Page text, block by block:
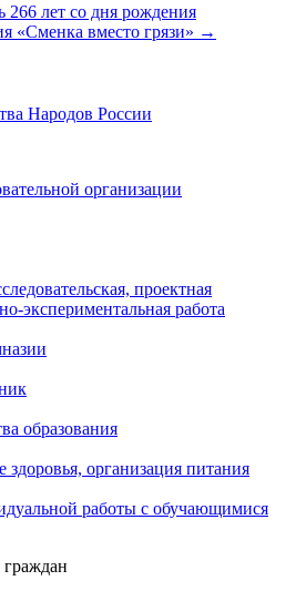
266 лет со дня рождения
«Сменка вместо грязи» →
организации
проектная
экспериментальная работа
образования
здоровья, организация питания
работы с обучающимися